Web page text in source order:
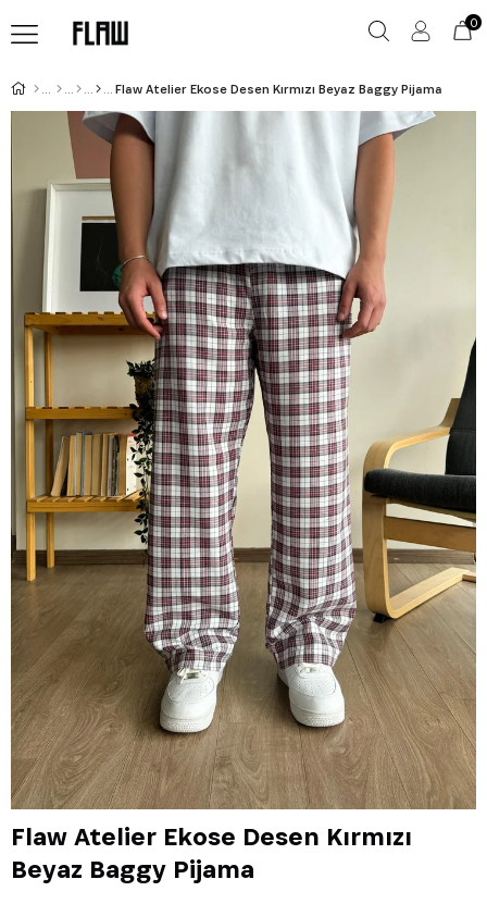
0
Flaw Atelier Ekose Desen Kırmızı Beyaz Baggy Pijama
Flaw Atelier Ekose Desen Kırmızı
Beyaz Baggy Pijama